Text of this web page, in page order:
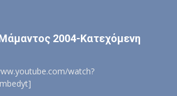
2004-Κατεχόμενη
watch?